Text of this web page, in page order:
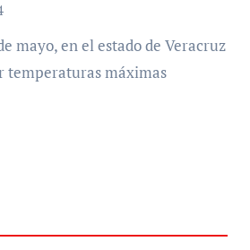
temperaturas máximas